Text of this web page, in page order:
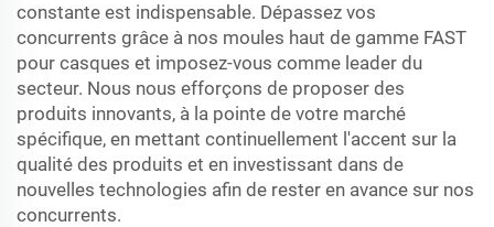
constante est indispensable. Dépassez vos
concurrents grâce à nos moules haut de gamme FAST
pour casques et imposez-vous comme leader du
secteur. Nous nous efforçons de proposer des
produits innovants, à la pointe de votre marché
spécifique, en mettant continuellement l'accent sur la
qualité des produits et en investissant dans de
nouvelles technologies afin de rester en avance sur nos
concurrents.